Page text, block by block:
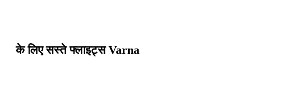
के लिए सस्ते फ्लाइट्स Varna